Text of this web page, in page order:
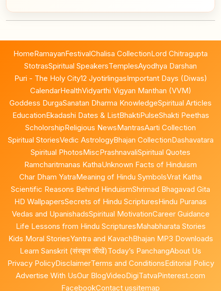
HomeRamayanFestivalChalisa CollectionLord Chitragupta
StotrasSpiritual SpeakersTemplesAyodhya Darshan
Puri - The Holy City12 JyotirlingasImportant Days (Diwas)
CalendarHealthVidyarthi Vigyan Manthan (VVM)
Goddess DurgaSanatan Dharma KnowledgeSpiritual Articles
EducationEkadashi Dates & ListBhaktiPulseShakti Peethas
ScholorshipReligious NewsMantrasAarti Collection
Spiritual StoriesVedic AstrologyBhajan CollectionDashavatara
Spiritual PhotosMiscPrashnavaliSpiritual Quotes
Ramcharitmanas KathaUnknown Facts of Hinduism
Char Dham YatraMeaning of Hindu SymbolsVrat Katha
Scientific Reasons Behind HinduismShrimad Bhagavad Gita
HD WallpapersSecrets of Hindu ScripturesHindu Puranas
Vedas and UpanishadsSpiritual MotivationCareer Guidance
Life Lessons from Hindu ScripturesMahabharata Stories
Kids Moral StoriesYantra and KavachBhajan MP3 Downloads
Learn Sanskrit (संस्कृत सीखें)Today’s PanchangAbout Us
Privacy PolicyDisclaimerTerms and ConditionsEditorial Policy
Advertise With UsOur BlogVideoDigiTatvaPinterest.com
FacebookContact ussitemap